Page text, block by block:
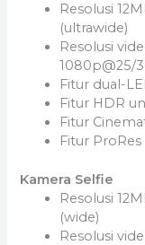
Resolusi
(ultrawide)
Resolusi
1080p@25/
Fitur dual-
Fitur HDR
Fitur
Fitur ProRes
Kamera Selfie
Resolusi
(wide)
Resolusi